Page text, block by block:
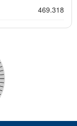
469.318